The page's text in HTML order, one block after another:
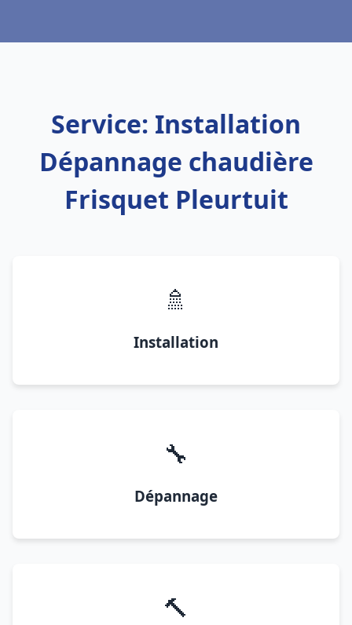
Service: Installation
Dépannage chaudière
Frisquet Pleurtuit
🚿
Installation
🔧
Dépannage
🔨